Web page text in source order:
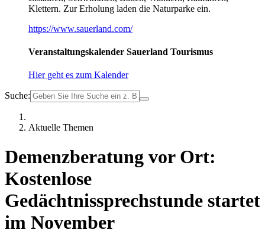
Klettern. Zur Erholung laden die Naturparke ein.
https://www.sauerland.com/
Veranstaltungskalender Sauerland Tourismus
Hier geht es zum Kalender
Suche:
Aktuelle Themen
Demenzberatung vor Ort:
Kostenlose
Gedächtnissprechstunde startet
im November